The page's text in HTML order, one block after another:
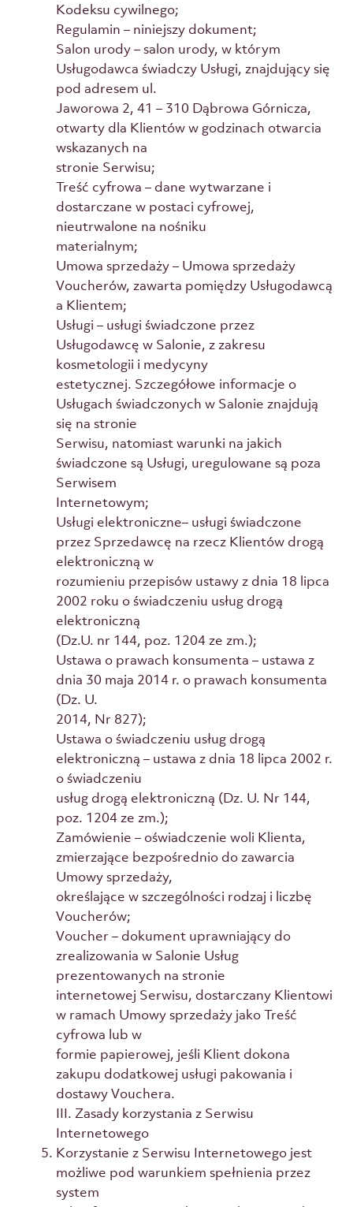
Kodeksu cywilnego;
Regulamin – niniejszy dokument;
Salon urody – salon urody, w którym
Usługodawca świadczy Usługi, znajdujący się
pod adresem ul.
Jaworowa 2, 41 – 310 Dąbrowa Górnicza,
otwarty dla Klientów w godzinach otwarcia
wskazanych na
stronie Serwisu;
Treść cyfrowa – dane wytwarzane i
dostarczane w postaci cyfrowej,
nieutrwalone na nośniku
materialnym;
Umowa sprzedaży – Umowa sprzedaży
Voucherów, zawarta pomiędzy Usługodawcą
a Klientem;
Usługi – usługi świadczone przez
Usługodawcę w Salonie, z zakresu
kosmetologii i medycyny
estetycznej. Szczegółowe informacje o
Usługach świadczonych w Salonie znajdują
się na stronie
Serwisu, natomiast warunki na jakich
świadczone są Usługi, uregulowane są poza
Serwisem
Internetowym;
Usługi elektroniczne– usługi świadczone
przez Sprzedawcę na rzecz Klientów drogą
elektroniczną w
rozumieniu przepisów ustawy z dnia 18 lipca
2002 roku o świadczeniu usług drogą
elektroniczną
(Dz.U. nr 144, poz. 1204 ze zm.);
Ustawa o prawach konsumenta – ustawa z
dnia 30 maja 2014 r. o prawach konsumenta
(Dz. U.
2014, Nr 827);
Ustawa o świadczeniu usług drogą
elektroniczną – ustawa z dnia 18 lipca 2002 r.
o świadczeniu
usług drogą elektroniczną (Dz. U. Nr 144,
poz. 1204 ze zm.);
Zamówienie – oświadczenie woli Klienta,
zmierzające bezpośrednio do zawarcia
Umowy sprzedaży,
określające w szczególności rodzaj i liczbę
Voucherów;
Voucher – dokument uprawniający do
zrealizowania w Salonie Usług
prezentowanych na stronie
internetowej Serwisu, dostarczany Klientowi
w ramach Umowy sprzedaży jako Treść
cyfrowa lub w
formie papierowej, jeśli Klient dokona
zakupu dodatkowej usługi pakowania i
dostawy Vouchera.
III. Zasady korzystania z Serwisu
Internetowego
Korzystanie z Serwisu Internetowego jest
możliwe pod warunkiem spełnienia przez
system